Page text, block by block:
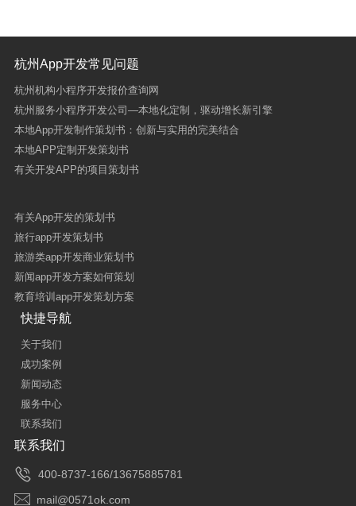
杭州App开发常见问题
杭州机构小程序开发报价查询网
杭州服务小程序开发公司—本地化定制，驱动增长新引擎
本地App开发制作策划书：创新与实用的完美结合
本地APP定制开发策划书
有关开发APP的项目策划书
有关App开发的策划书
旅行app开发策划书
旅游类app开发商业策划书
新闻app开发方案如何策划
教育培训app开发策划方案
快捷导航
关于我们
成功案例
新闻动态
服务中心
联系我们
联系我们
 400-8737-166/13675885781
 mail@0571ok.com